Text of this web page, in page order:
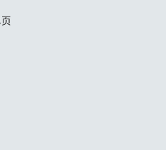
有产品